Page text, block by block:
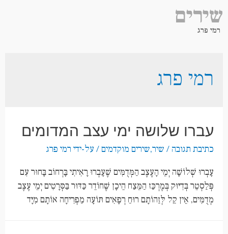
שירים
רמי פרג
רמי פרג
עברו שלושה ימי עצב המדומים
כתיבת תגובה / שיר,שירים מוקדמים/ על-ידי רמי פרג
עָבְרוּ שְׁלוֹשָׁה יְמֵי הָעֶצֶב הַמְּדֻמִּים שֶׁעָבְרוּ רָאִיתִי בָּרְחוֹב בָּחוּר עִם
פְּלַסְטֵר בְּדִיּוּק בְּמֶרְכַּז הַמֵּצַח הֵיכָן שֶׁחוֹדֵר כַּדּוּר בַּסְּרָטִים יְמֵי עֶצֶב
מְדֻמִּים, אֵין קַל לְּזַהוֹתָם רוּחַ רְפָאִים תּוֹעָה מַפְרִיחָה אוֹתָם מִיָּד